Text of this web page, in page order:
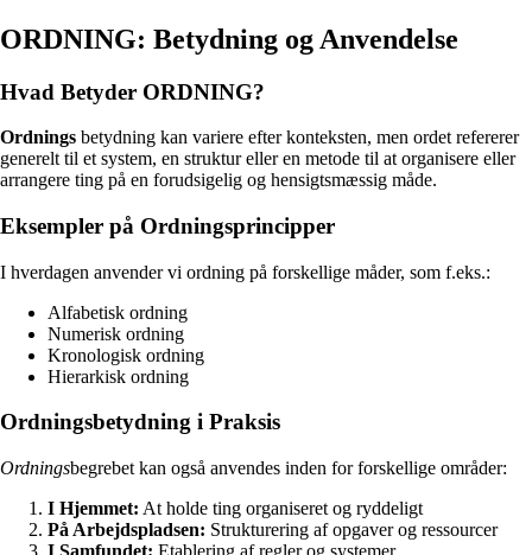
ORDNING: Betydning og Anvendelse
Hvad Betyder ORDNING?
Ordnings betydning kan variere efter konteksten, men ordet refererer
generelt til et system, en struktur eller en metode til at organisere eller
arrangere ting på en forudsigelig og hensigtsmæssig måde.
Eksempler på Ordningsprincipper
I hverdagen anvender vi ordning på forskellige måder, som f.eks.:
Alfabetisk ordning
Numerisk ordning
Kronologisk ordning
Hierarkisk ordning
Ordningsbetydning i Praksis
Ordningsbegrebet kan også anvendes inden for forskellige områder:
I Hjemmet: At holde ting organiseret og ryddeligt
På Arbejdspladsen: Strukturering af opgaver og ressourcer